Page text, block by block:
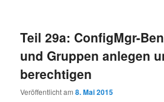
Teil 29a: ConfigMgr-
und Gruppen anlegen
berechtigen
Veröffentlicht am8. Mai 2015